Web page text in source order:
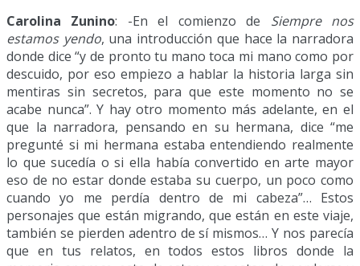
Carolina Zunino: -En el comienzo de Siempre nos
estamos yendo, una introducción que hace la narradora
donde dice “y de pronto tu mano toca mi mano como por
descuido, por eso empiezo a hablar la historia larga sin
mentiras sin secretos, para que este momento no se
acabe nunca”. Y hay otro momento más adelante, en el
que la narradora, pensando en su hermana, dice “me
pregunté si mi hermana estaba entendiendo realmente
lo que sucedía o si ella había convertido en arte mayor
eso de no estar donde estaba su cuerpo, un poco como
cuando yo me perdía dentro de mi cabeza”… Estos
personajes que están migrando, que están en este viaje,
también se pierden adentro de sí mismos… Y nos parecía
que en tus relatos, en todos estos libros donde la